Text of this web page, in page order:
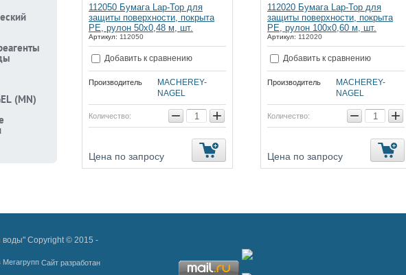
112050 Бумага Lap-Top для
защиты поверхности, покрыта
PE, рулон 50х0,48 м, шт.
Артикул: 112050
Добавить к сравнению
Производитель
MACHEREY-
NAGEL
Количество: − +
Цена по запросу
112020 Бумага Lap-Top для
защиты поверхности, покрыта
PE, рулон 100х0,60 м, шт.
Артикул: 112020
Добавить к сравнению
Производитель
MACHEREY-
NAGEL
Количество: − +
Цена по запросу
(MN)
Copyright © 2015 -
Сайт разработан